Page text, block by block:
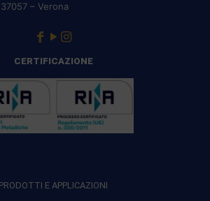
37057 – Verona
CERTIFICAZIONE
PRODOTTI E APPLICAZIONI